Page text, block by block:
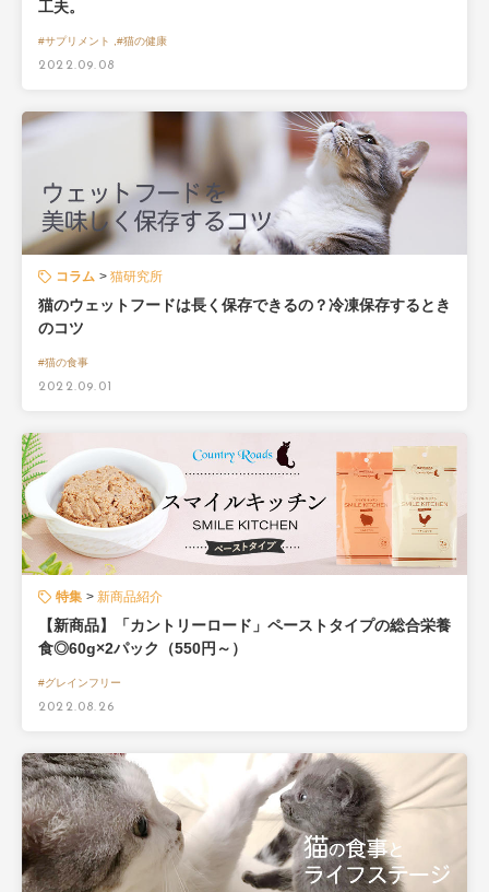
工夫。
#サプリメント ,#猫の健康
2022.09.08
コラム 猫研究所
猫のウェットフードは長く保存できるの？冷凍保存するとき
のコツ
#猫の食事
2022.09.01
特集 新商品紹介
【新商品】「カントリーロード」ペーストタイプの総合栄養
食◎60g×2パック（550円～）
#グレインフリー
2022.08.26